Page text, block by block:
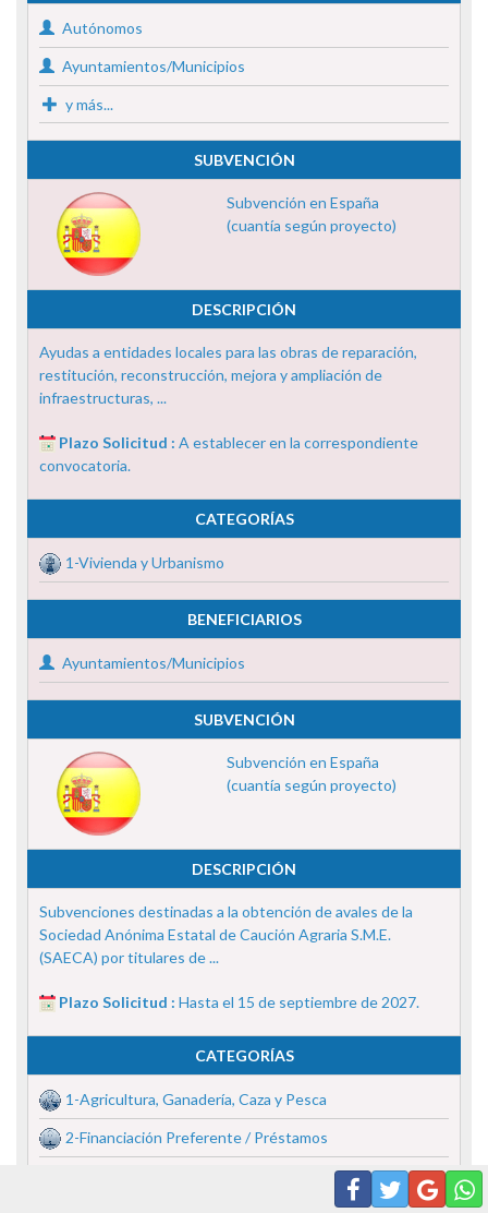
Autónomos
Ayuntamientos/Municipios
y más...
SUBVENCIÓN
Subvención en España
(cuantía según proyecto)
DESCRIPCIÓN
Ayudas a entidades locales para las obras de reparación,
restitución, reconstrucción, mejora y ampliación de
infraestructuras, ...
Plazo Solicitud : A establecer en la correspondiente
convocatoria.
CATEGORÍAS
1-Vivienda y Urbanismo
BENEFICIARIOS
Ayuntamientos/Municipios
SUBVENCIÓN
Subvención en España
(cuantía según proyecto)
DESCRIPCIÓN
Subvenciones destinadas a la obtención de avales de la
Sociedad Anónima Estatal de Caución Agraria S.M.E.
(SAECA) por titulares de ...
Plazo Solicitud : Hasta el 15 de septiembre de 2027.
CATEGORÍAS
1-Agricultura, Ganadería, Caza y Pesca
2-Financiación Preferente / Préstamos